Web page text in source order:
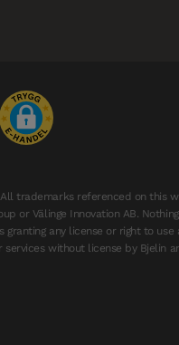
All trademarks referenced on this
or Välinge Innovation AB.
granting any license or right to
services without license by Bjelin